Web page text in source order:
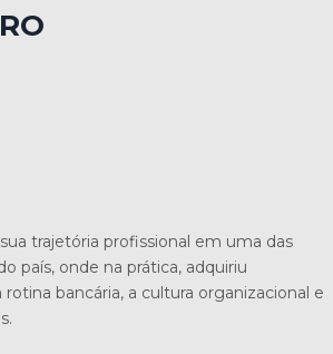
trajetória profissional em uma das
país, onde na prática, adquiriu
bancária, a cultura organizacional e